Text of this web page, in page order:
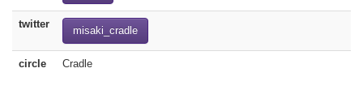
twitter
misaki_cradle
circle Cradle